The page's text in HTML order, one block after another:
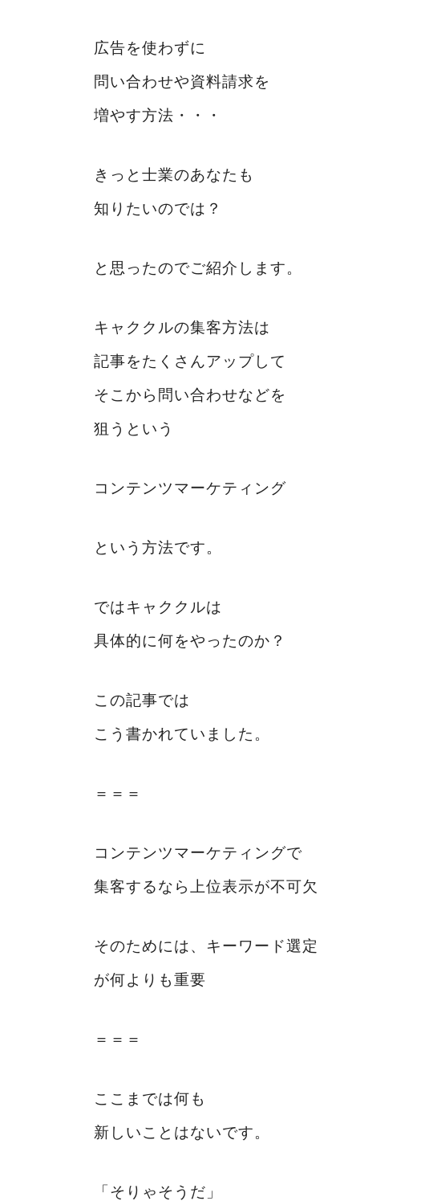
広告を使わずに
問い合わせや資料請求を
増やす方法・・・
きっと士業のあなたも
知りたいのでは？
と思ったのでご紹介します。
キャククルの集客方法は
記事をたくさんアップして
そこから問い合わせなどを
狙うという
コンテンツマーケティング
という方法です。
ではキャククルは
具体的に何をやったのか？
この記事では
こう書かれていました。
＝＝＝
コンテンツマーケティングで
集客するなら上位表示が不可欠
そのためには、キーワード選定
が何よりも重要
＝＝＝
ここまでは何も
新しいことはないです。
「そりゃそうだ」